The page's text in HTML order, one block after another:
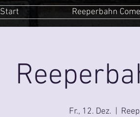
Start Reeperbahn
Fr., 12. Dez.